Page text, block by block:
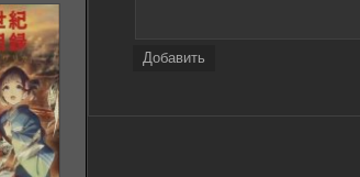
Добавить